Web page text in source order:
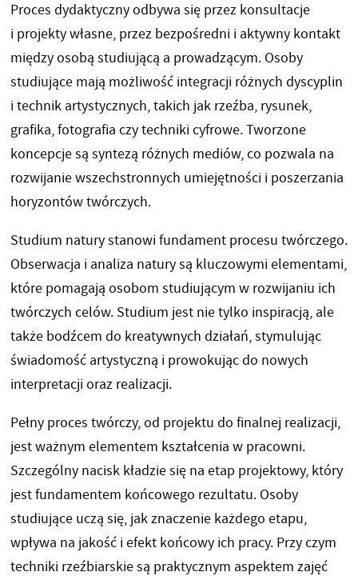
Proces dydaktyczny odbywa się przez konsultacje
i projekty własne, przez bezpośredni i aktywny kontakt
między osobą studiującą a prowadzącym. Osoby
studiujące mają możliwość integracji różnych dyscyplin
i technik artystycznych, takich jak rzeźba, rysunek,
grafika, fotografia czy techniki cyfrowe. Tworzone
koncepcje są syntezą różnych mediów, co pozwala na
rozwijanie wszechstronnych umiejętności i poszerzania
horyzontów twórczych.
Studium natury stanowi fundament procesu twórczego.
Obserwacja i analiza natury są kluczowymi elementami,
które pomagają osobom studiującym w rozwijaniu ich
twórczych celów. Studium jest nie tylko inspiracją, ale
także bodźcem do kreatywnych działań, stymulując
świadomość artystyczną i prowokując do nowych
interpretacji oraz realizacji.
Pełny proces twórczy, od projektu do finalnej realizacji,
jest ważnym elementem kształcenia w pracowni.
Szczególny nacisk kładzie się na etap projektowy, który
jest fundamentem końcowego rezultatu. Osoby
studiujące uczą się, jak znaczenie każdego etapu,
wpływa na jakość i efekt końcowy ich pracy. Przy czym
techniki rzeźbiarskie są praktycznym aspektem zajęć